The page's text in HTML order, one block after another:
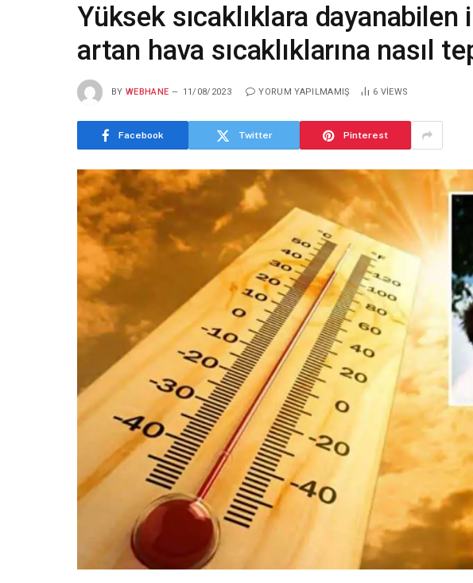
Yüksek sıcaklıklara dayanabilen
artan hava sıcaklıklarına nasıl
BY WEBHANE 11/08/2023 YORUM YAPILMAMIŞ 6 VIEWS
Facebook Twitter Pinterest